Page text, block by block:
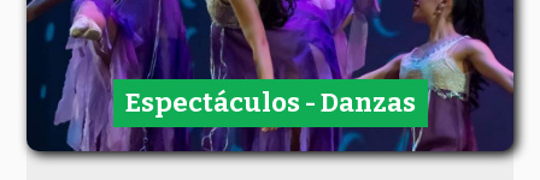
Espectáculos - Danzas